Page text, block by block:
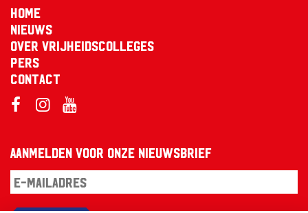
Home
Nieuws
Over Vrijheidscolleges
Pers
Contact
Aanmelden voor onze nieuwsbrief